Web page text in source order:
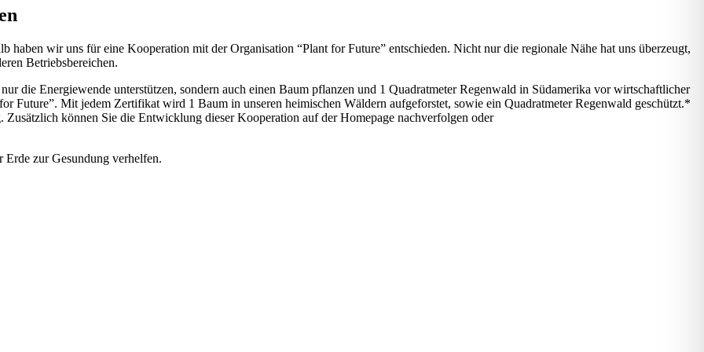
haben wir uns für eine Kooperation mit der Organisation “Plant for Future” entschieden. Nicht nur die regionale Nähe hat uns überzeugt,
Betriebsbereichen.
die Energiewende unterstützen, sondern auch einen Baum pflanzen und 1 Quadratmeter Regenwald in Südamerika vor wirtschaftlicher
Future”. Mit jedem Zertifikat wird 1 Baum in unseren heimischen Wäldern aufgeforstet, sowie ein Quadratmeter Regenwald geschützt.*
können Sie die Entwicklung dieser Kooperation auf der Homepage nachverfolgen oder
zur Gesundung verhelfen.